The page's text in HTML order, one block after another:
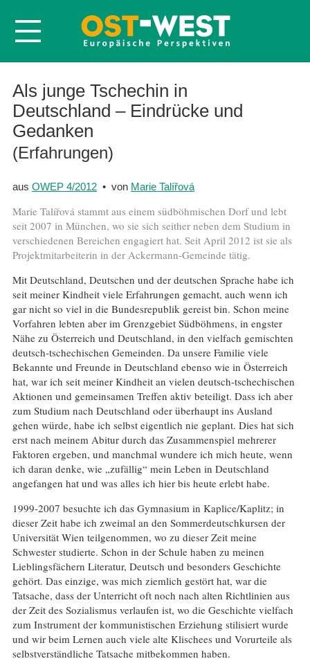
Startseite
Über OWEP
Volltexte
Probeheft
Kontakt
Als junge Tschechin in
Deutschland – Eindrücke und
Gedanken
(Erfahrungen)
aus OWEP 4/2012• von Marie Talířová
Marie Talířová stammt aus einem südböhmischen Dorf und lebt
seit 2007 in München, wo sie sich seither neben dem Studium in
verschiedenen Bereichen engagiert hat. Seit April 2012 ist sie als
Projektmitarbeiterin in der Ackermann-Gemeinde tätig.
Mit Deutschland, Deutschen und der deutschen Sprache habe ich
seit meiner Kindheit viele Erfahrungen gemacht, auch wenn ich
gar nicht so viel in die Bundesrepublik gereist bin. Schon meine
Vorfahren lebten aber im Grenzgebiet Südböhmens, in engster
Nähe zu Österreich und Deutschland, in den vielfach gemischten
deutsch-tschechischen Gemeinden. Da unsere Familie viele
Bekannte und Freunde in Deutschland ebenso wie in Österreich
hat, war ich seit meiner Kindheit an vielen deutsch-tschechischen
Aktionen und gemeinsamen Treffen aktiv beteiligt. Dass ich aber
zum Studium nach Deutschland oder überhaupt ins Ausland
gehen würde, habe ich selbst eigentlich nie geplant. Dies hat sich
erst nach meinem Abitur durch das Zusammenspiel mehrerer
Faktoren ergeben, und manchmal wundere ich mich heute, wenn
ich daran denke, wie „zufällig“ mein Leben in Deutschland
angefangen hat und was alles ich hier bis heute erlebt habe.
1999-2007 besuchte ich das Gymnasium in Kaplice/Kaplitz; in
dieser Zeit habe ich zweimal an den Sommerdeutschkursen der
Universität Wien teilgenommen, wo zu dieser Zeit meine
Schwester studierte. Schon in der Schule haben zu meinen
Lieblingsfächern Literatur, Deutsch und besonders Geschichte
gehört. Das einzige, was mich ziemlich gestört hat, war die
Tatsache, dass der Unterricht oft noch nach alten Richtlinien aus
der Zeit des Sozialismus verlaufen ist, wo die Geschichte vielfach
zum Instrument der kommunistischen Erziehung stilisiert wurde
und wir beim Lernen auch viele alte Klischees und Vorurteile als
selbstverständliche Tatsache mitbekommen haben.